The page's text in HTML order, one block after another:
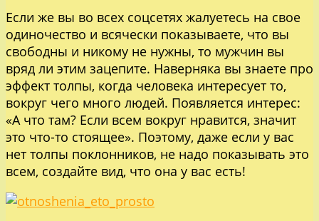
Если же вы во всех соцсетях жалуетесь на свое
одиночество и всячески показываете, что вы
свободны и никому не нужны, то мужчин вы
вряд ли этим зацепите. Наверняка вы знаете про
эффект толпы, когда человека интересует то,
вокруг чего много людей. Появляется интерес:
«А что там? Если всем вокруг нравится, значит
это что-то стоящее». Поэтому, даже если у вас
нет толпы поклонников, не надо показывать это
всем, создайте вид, что она у вас есть!